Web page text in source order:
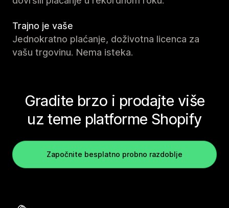
Trajno je vaše
Jednokratno plaćanje, doživotna licenca za
vašu trgovinu. Nema isteka.
Gradite brzo i prodajte više
uz teme platforme Shopify
Započnite besplatno probno razdoblje